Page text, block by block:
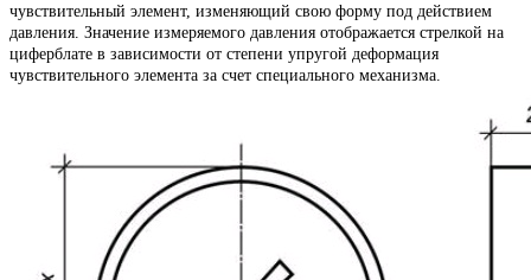
чувствительный элемент, изменяющий свою форму под действием
давления. Значение измеряемого давления отображается стрелкой на
циферблате в зависимости от степени упругой деформация
чувствительного элемента за счет специального механизма.